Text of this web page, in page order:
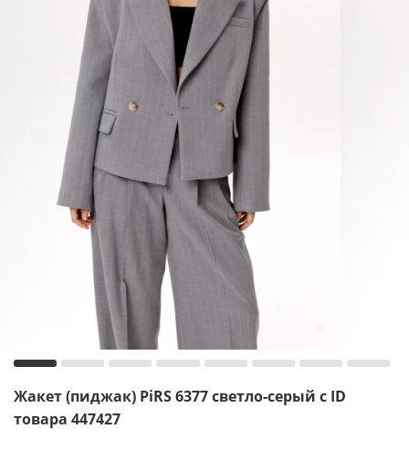
Жакет (пиджак) PiRS 6377 светло-серый с ID
товара 447427